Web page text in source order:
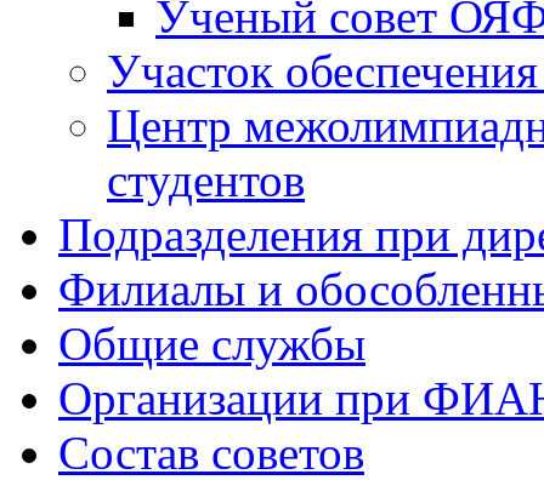
Ученый совет
Участок
Центр
студентов
Подразделения при
Филиалы и
Общие службы
Организации при
Состав советов